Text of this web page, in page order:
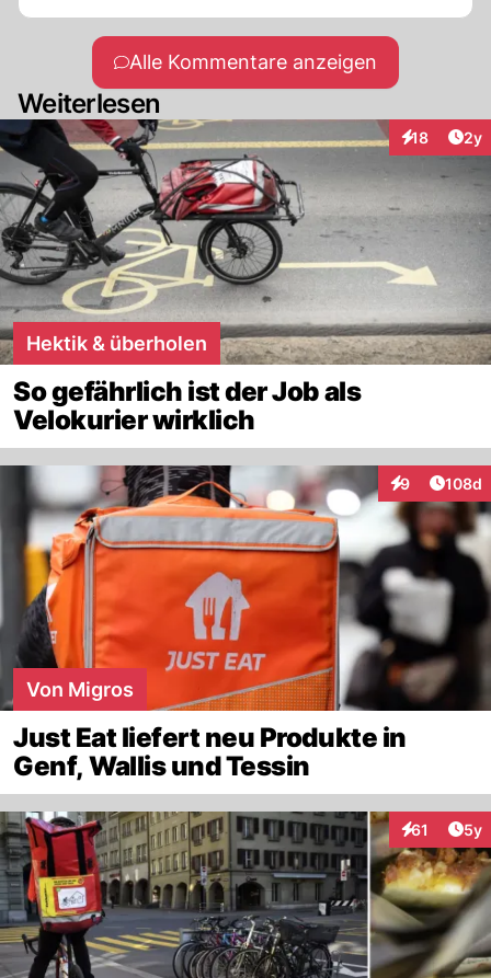
Alle Kommentare anzeigen
Weiterlesen
18 2y
Hektik & überholen
So gefährlich ist der Job als
Velokurier wirklich
9
Interaktionen
108d
Von Migros
Just Eat liefert neu Produkte in
Genf, Wallis und Tessin
61 5y